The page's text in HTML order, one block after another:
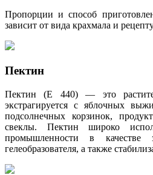
Пропорции и способ
зависит от вида крахмала и
Пектин
Пектин (Е 440) ― это
экстрагируется с яблочных
подсолнечных корзинок,
свеклы. Пектин широко
промышленности в качестве
гелеобразователя, а также